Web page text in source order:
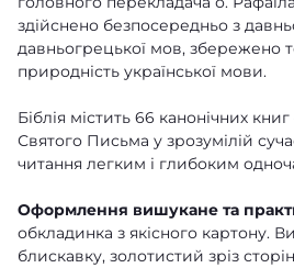
здійснено безпосередньо з
давньогрецької мов, збережено
природність української мови.
Біблія містить 66 канонічних
Святого Письма у зрозумілій
читання легким і глибоким
Оформлення вишукане та
обкладинка з якісного картону.
блискавку, золотистий зріз